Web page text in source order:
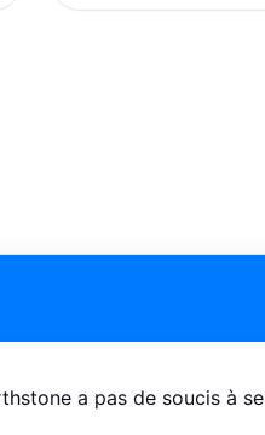
a pas de soucis à